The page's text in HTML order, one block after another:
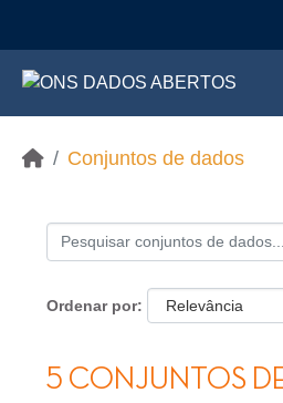
Conjuntos de dados
Ordenar por
5 CONJUNTOS